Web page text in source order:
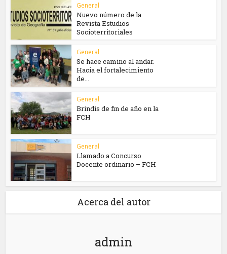
General
Nuevo número de la
Revista Estudios
Socioterritoriales
General
Se hace camino al andar.
Hacia el fortalecimiento
de...
General
Brindis de fin de año en la
FCH
General
Llamado a Concurso
Docente ordinario – FCH
Acerca del autor
admin